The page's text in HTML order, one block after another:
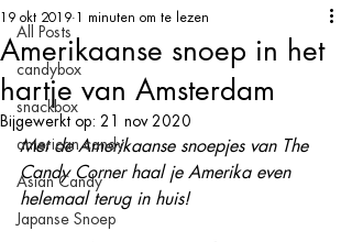
All Posts
candybox
snackbox
american candy
Asian Candy
Japanse Snoep
Amerikaanse snoep in het
hartje van Amsterdam
19 okt 2019 1 minuten om te lezen
Bijgewerkt op: 21 nov 2020
Met de Amerikaanse snoepjes van The
Candy Corner haal je Amerika even
helemaal terug in huis!